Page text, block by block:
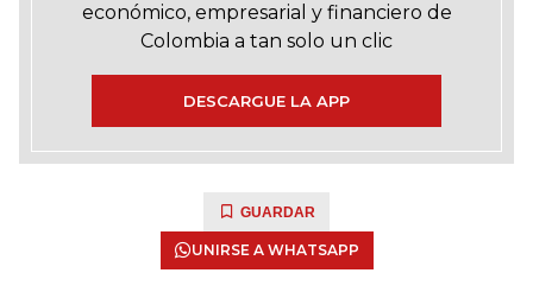
económico, empresarial y financiero de
Colombia a tan solo un clic
DESCARGUE LA APP
GUARDAR
UNIRSE A WHATSAPP